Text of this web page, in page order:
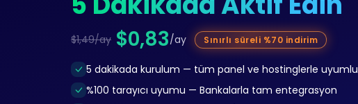
$1,49/ay $0,83/ay Sınırlı süreli %70 indirim
5 dakikada kurulum — tüm panel ve hostinglerle uyumlu
%100 tarayıcı uyumu — Bankalarla tam entegrasyon